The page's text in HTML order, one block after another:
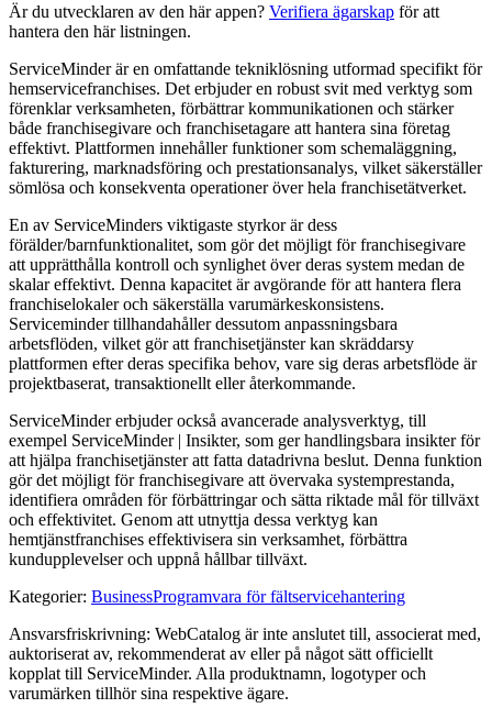
Är du utvecklaren av den här appen? Verifiera ägarskap för att
hantera den här listningen.
ServiceMinder är en omfattande tekniklösning utformad specifikt för
hemservicefranchises. Det erbjuder en robust svit med verktyg som
förenklar verksamheten, förbättrar kommunikationen och stärker
både franchisegivare och franchisetagare att hantera sina företag
effektivt. Plattformen innehåller funktioner som schemaläggning,
fakturering, marknadsföring och prestationsanalys, vilket säkerställer
sömlösa och konsekventa operationer över hela franchisetätverket.
En av ServiceMinders viktigaste styrkor är dess
förälder/barnfunktionalitet, som gör det möjligt för franchisegivare
att upprätthålla kontroll och synlighet över deras system medan de
skalar effektivt. Denna kapacitet är avgörande för att hantera flera
franchiselokaler och säkerställa varumärkeskonsistens.
Serviceminder tillhandahåller dessutom anpassningsbara
arbetsflöden, vilket gör att franchisetjänster kan skräddarsy
plattformen efter deras specifika behov, vare sig deras arbetsflöde är
projektbaserat, transaktionellt eller återkommande.
ServiceMinder erbjuder också avancerade analysverktyg, till
exempel ServiceMinder | Insikter, som ger handlingsbara insikter för
att hjälpa franchisetjänster att fatta datadrivna beslut. Denna funktion
gör det möjligt för franchisegivare att övervaka systemprestanda,
identifiera områden för förbättringar och sätta riktade mål för tillväxt
och effektivitet. Genom att utnyttja dessa verktyg kan
hemtjänstfranchises effektivisera sin verksamhet, förbättra
kundupplevelser och uppnå hållbar tillväxt.
Kategorier: BusinessProgramvara för fältservicehantering
Ansvarsfriskrivning: WebCatalog är inte anslutet till, associerat med,
auktoriserat av, rekommenderat av eller på något sätt officiellt
kopplat till ServiceMinder. Alla produktnamn, logotyper och
varumärken tillhör sina respektive ägare.